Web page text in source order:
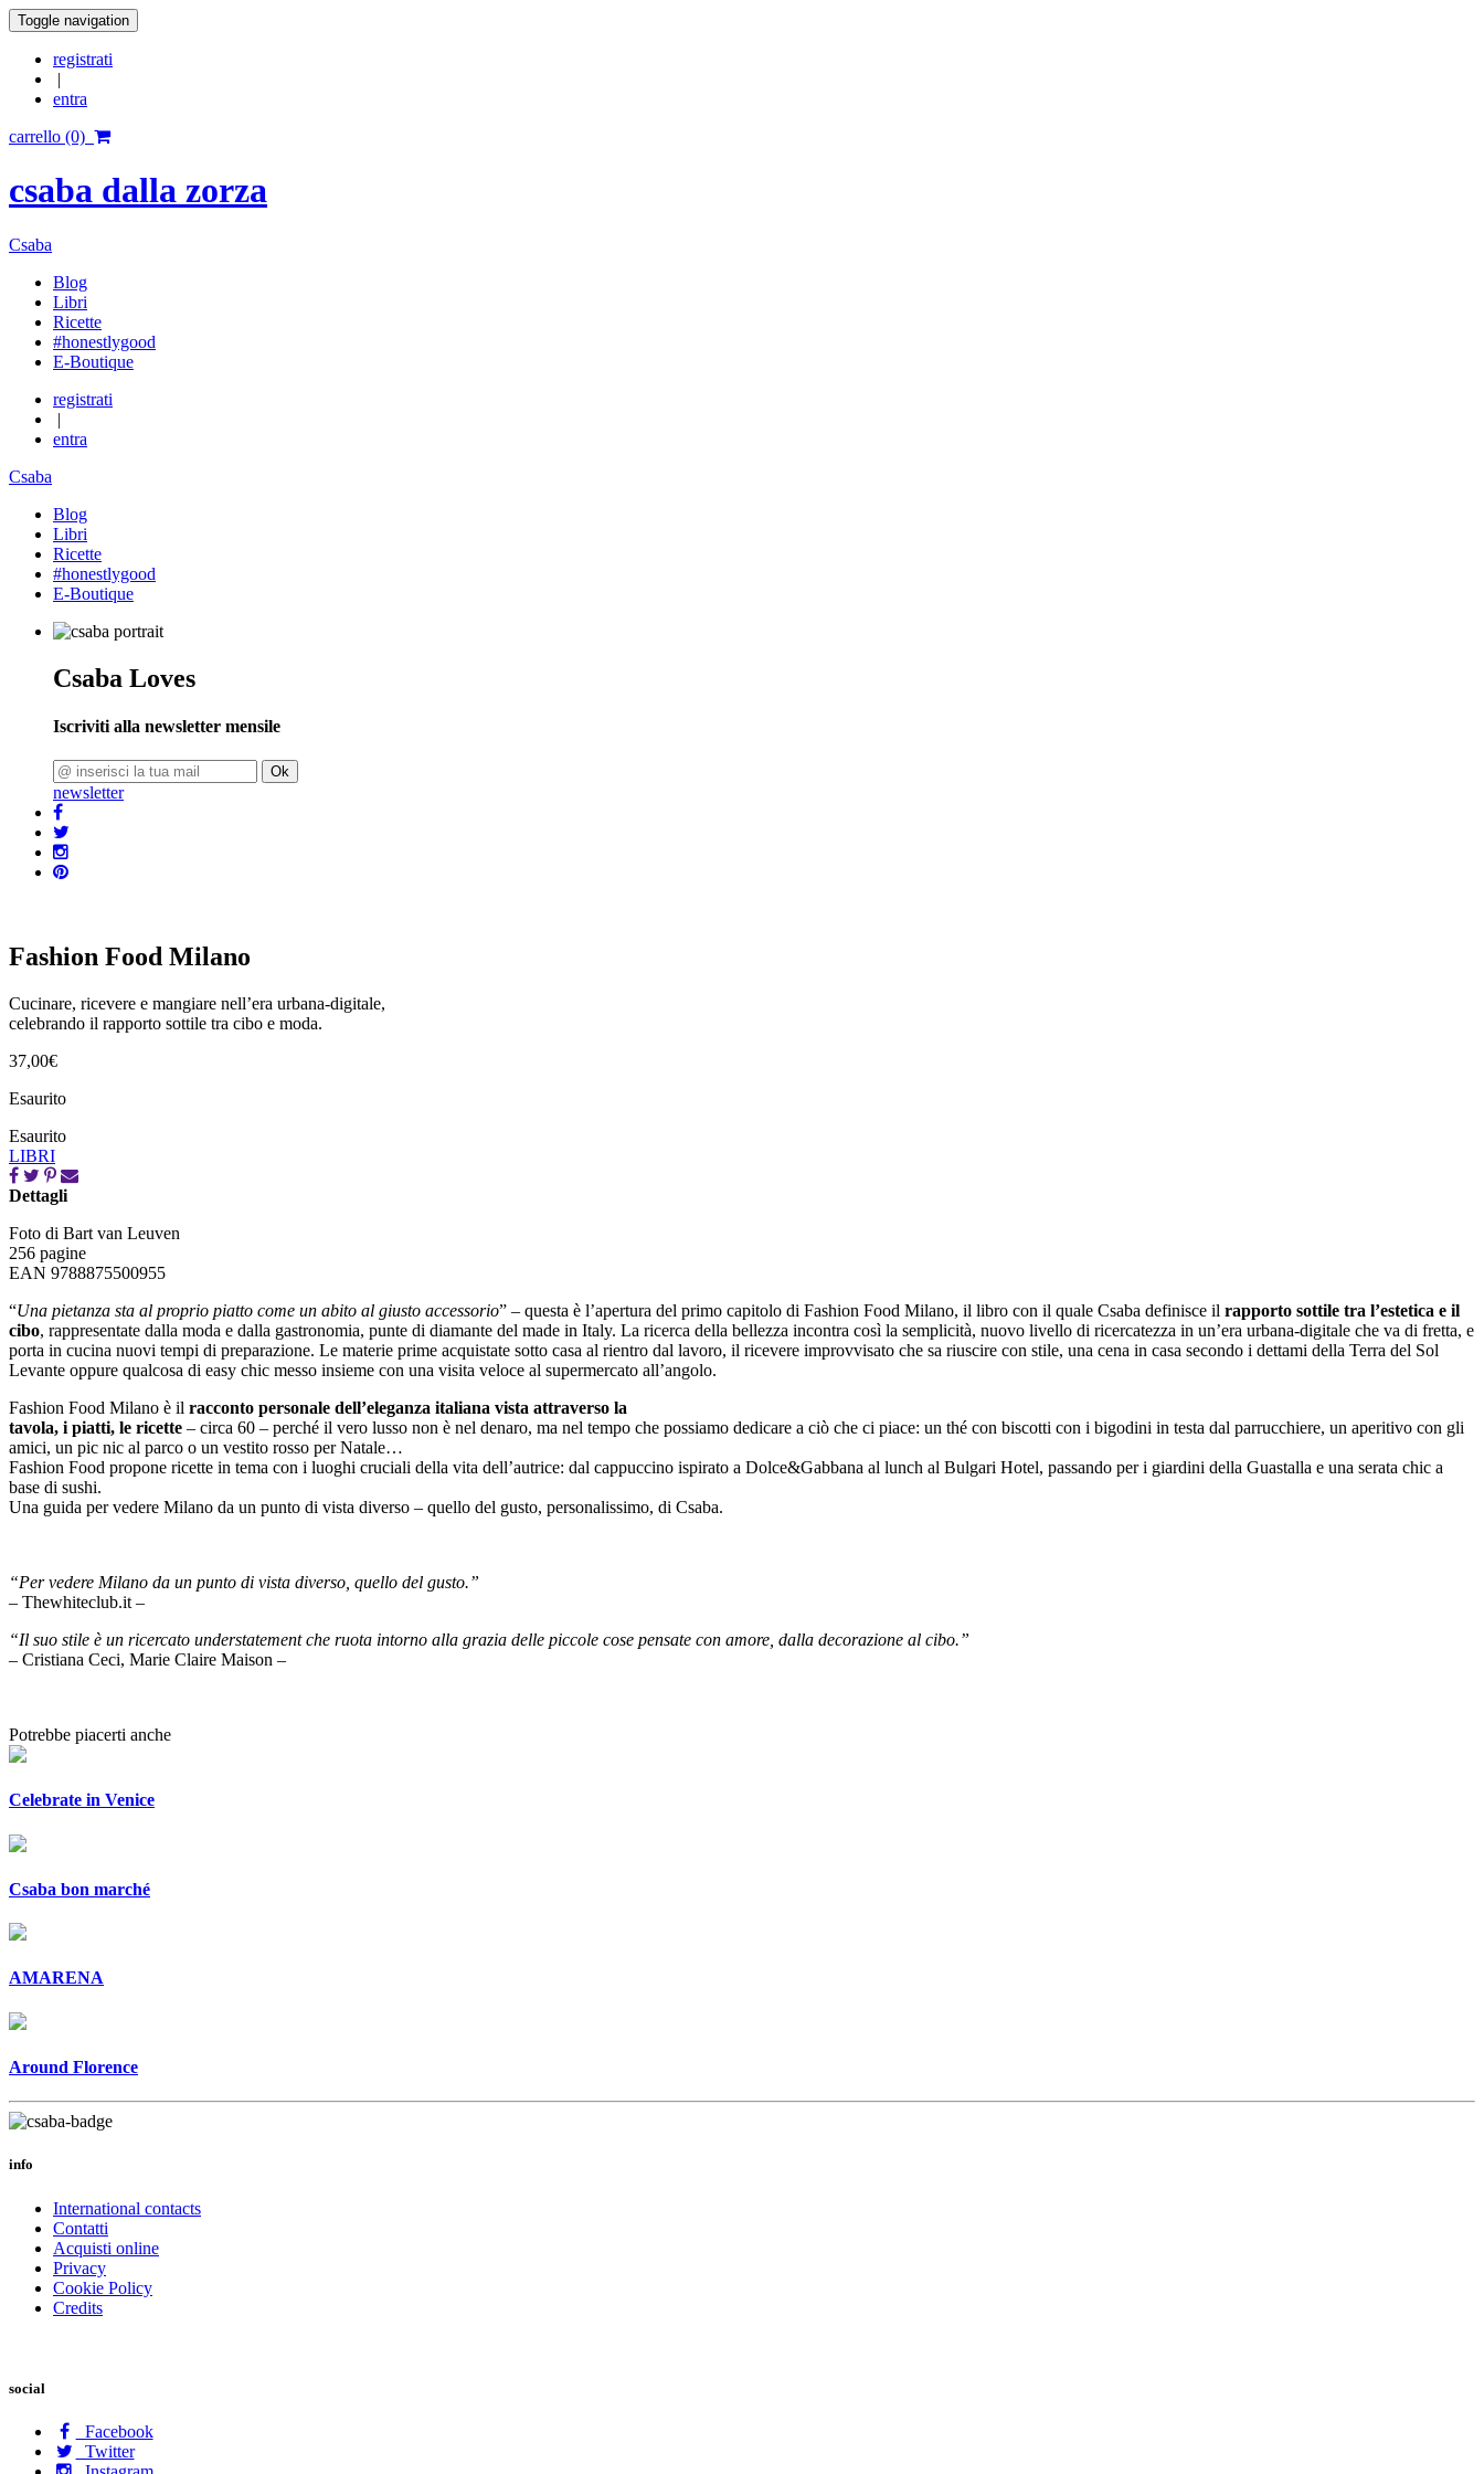
Toggle navigation
registrati
|
entra
carrello (0)
csaba dalla zorza
Csaba
Blog
Libri
Ricette
#honestlygood
E-Boutique
registrati
|
entra
Csaba
Blog
Libri
Ricette
#honestlygood
E-Boutique
Csaba Loves
Iscriviti alla newsletter mensile
Ok
newsletter
Fashion Food Milano
Cucinare, ricevere e mangiare nell’era urbana-digitale,
celebrando il rapporto sottile tra cibo e moda.
37,00€
Esaurito
Esaurito
LIBRI
Dettagli
Foto di Bart van Leuven
256 pagine
EAN 9788875500955
“Una pietanza sta al proprio piatto come un abito al giusto accessorio” – questa è l’apertura del primo capitolo di Fashion Food Milano, il libro con il quale Csaba definisce il rapporto sottile tra l’estetica e il
cibo, rappresentate dalla moda e dalla gastronomia, punte di diamante del made in Italy. La ricerca della bellezza incontra così la semplicità, nuovo livello di ricercatezza in un’era urbana-digitale che va di fretta, e
porta in cucina nuovi tempi di preparazione. Le materie prime acquistate sotto casa al rientro dal lavoro, il ricevere improvvisato che sa riuscire con stile, una cena in casa secondo i dettami della Terra del Sol
Levante oppure qualcosa di easy chic messo insieme con una visita veloce al supermercato all’angolo.
Fashion Food Milano è il racconto personale dell’eleganza italiana vista attraverso la
tavola, i piatti, le ricette – circa 60 – perché il vero lusso non è nel denaro, ma nel tempo che possiamo dedicare a ciò che ci piace: un thé con biscotti con i bigodini in testa dal parrucchiere, un aperitivo con gli
amici, un pic nic al parco o un vestito rosso per Natale…
Fashion Food propone ricette in tema con i luoghi cruciali della vita dell’autrice: dal cappuccino ispirato a Dolce&Gabbana al lunch al Bulgari Hotel, passando per i giardini della Guastalla e una serata chic a
base di sushi.
Una guida per vedere Milano da un punto di vista diverso – quello del gusto, personalissimo, di Csaba.
“Per vedere Milano da un punto di vista diverso, quello del gusto.”
– Thewhiteclub.it –
“Il suo stile è un ricercato understatement che ruota intorno alla grazia delle piccole cose pensate con amore, dalla decorazione al cibo.”
– Cristiana Ceci, Marie Claire Maison –
Potrebbe piacerti anche
Celebrate in Venice
Csaba bon marché
AMARENA
Around Florence
info
International contacts
Contatti
Acquisti online
Privacy
Cookie Policy
Credits
social
Facebook
Twitter